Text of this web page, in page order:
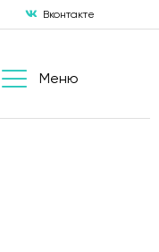
Вконтакте
Меню